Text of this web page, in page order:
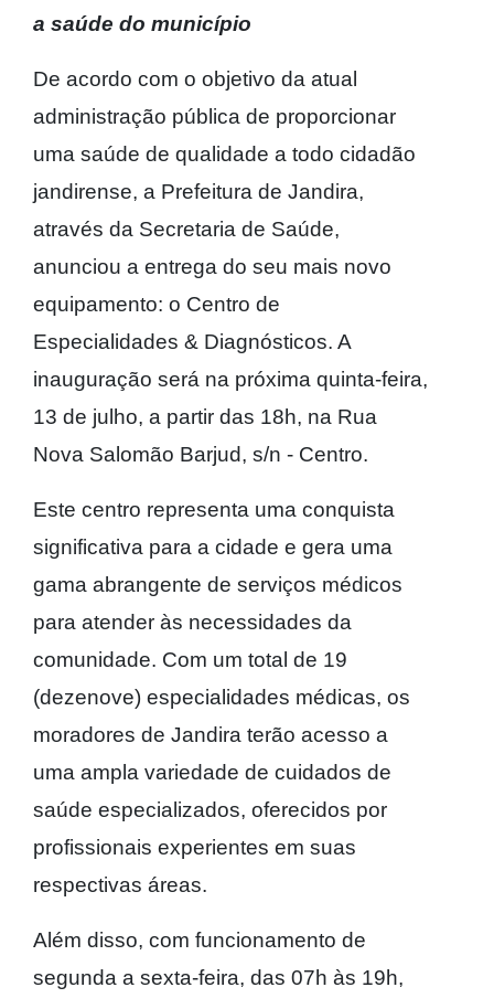
a saúde do município
De acordo com o objetivo da atual
administração pública de proporcionar
uma saúde de qualidade a todo cidadão
jandirense, a Prefeitura de Jandira,
através da Secretaria de Saúde,
anunciou a entrega do seu mais novo
equipamento: o Centro de
Especialidades & Diagnósticos. A
inauguração será na próxima quinta-feira,
13 de julho, a partir das 18h, na Rua
Nova Salomão Barjud, s/n - Centro.
Este centro representa uma conquista
significativa para a cidade e gera uma
gama abrangente de serviços médicos
para atender às necessidades da
comunidade. Com um total de 19
(dezenove) especialidades médicas, os
moradores de Jandira terão acesso a
uma ampla variedade de cuidados de
saúde especializados, oferecidos por
profissionais experientes em suas
respectivas áreas.
Além disso, com funcionamento de
segunda a sexta-feira, das 07h às 19h,